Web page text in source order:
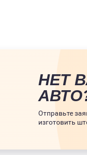
НЕТ
Отправьте
изготовить